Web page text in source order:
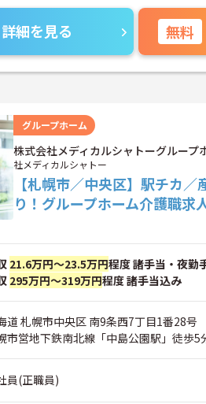
詳細を見る 無料
グループホーム
株式会社メディカルシャトーグループ
社メディカルシャトー
【札幌市／中央区】駅チカ
り！グループホーム介護職求
21.6万円～23.5万円程度 諸手当・夜勤
295万円～319万円程度 諸手当込み
道 札幌市中央区 南9条西7丁目1番28号
市営地下鉄南北線「中島公園駅」徒歩5
員(正職員)